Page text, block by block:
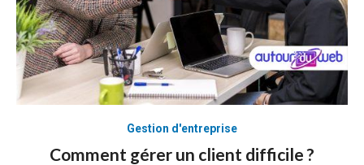
Gestion d'entreprise
Comment gérer un client difficile ?